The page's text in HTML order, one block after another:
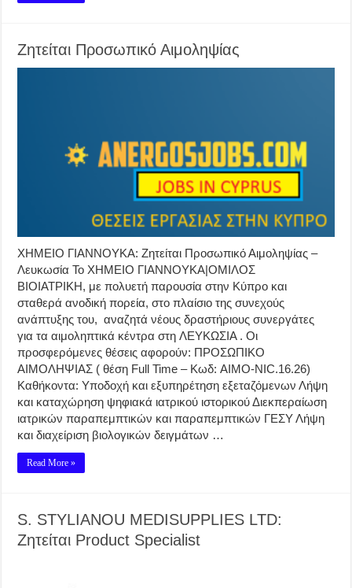
Ζητείται Προσωπικό Αιμοληψίας
ΧΗΜΕΙΟ ΓΙΑΝΝΟΥΚΑ: Ζητείται Προσωπικό Αιμοληψίας –
Λευκωσία Το ΧΗΜΕΙΟ ΓΙΑΝΝΟΥΚΑ|ΟΜΙΛΟΣ
ΒΙΟΙΑΤΡΙΚΗ, με πολυετή παρουσία στην Κύπρο και
σταθερά ανοδική πορεία, στο πλαίσιο της συνεχούς
ανάπτυξης του, αναζητά νέους δραστήριους συνεργάτες
για τα αιμοληπτικά κέντρα στη ΛΕΥΚΩΣΙΑ . Οι
προσφερόμενες θέσεις αφορούν: ΠΡΟΣΩΠΙΚΟ
ΑΙΜΟΛΗΨΙΑΣ ( θέση Full Time – Κωδ: AIMO-NIC.16.26)
Καθήκοντα: Υποδοχή και εξυπηρέτηση εξεταζόμενων Λήψη
και καταχώρηση ψηφιακά ιατρικού ιστορικού Διεκπεραίωση
ιατρικών παραπεμπτικών και παραπεμπτικών ΓΕΣΥ Λήψη
και διαχείριση βιολογικών δειγμάτων …
Read More »
S. STYLIANOU MEDISUPPLIES LTD:
Ζητείται Product Specialist